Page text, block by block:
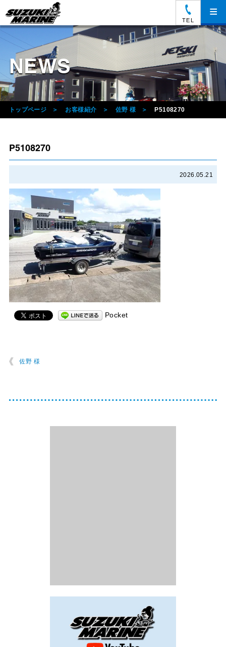
TEL
≡
NEWS
トップページ お客様紹介 佐野 様 P5108270
P5108270
2026.05.21
Pocket
佐野 様